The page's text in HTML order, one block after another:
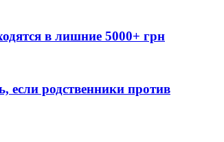
в лишние 5000+ грн
если родственники против